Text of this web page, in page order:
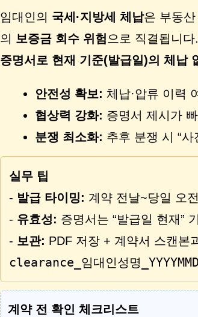
임대인의 국세·지방세 체납은 부동산
의 보증금 회수 위험으로 직결됩니
증명서로 현재 기준(발급일)의 체납
안전성 확보: 체납·압류 이력
협상력 강화: 증명서 제시가
분쟁 최소화: 추후 분쟁 시 “
실무 팁
- 발급 타이밍: 계약 전날~당일 오
- 유효성: 증명서는 “발급일 현재”
- 보관: PDF 저장 + 계약서 스캔본
clearance_임대인성명
계약 전 확인 체크리스트